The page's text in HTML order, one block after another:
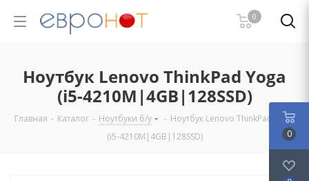
0
Ноутбук Lenovo ThinkPad Yoga
(i5-4210M|4GB|128SSD)
Главная - Каталог - Ноутбуки б/у - Ноутбук Lenovo ThinkPad Yoga
(i5-4210M|4GB|128SSD)
0